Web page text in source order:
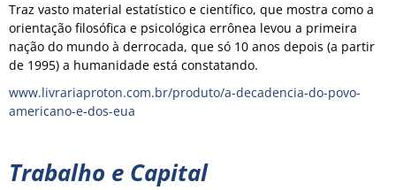
Traz vasto material estatístico e científico, que mostra como a
orientação filosófica e psicológica errônea levou a primeira
nação do mundo à derrocada, que só 10 anos depois (a partir
de 1995) a humanidade está constatando.
www.livrariaproton.com.br/produto/a-decadencia-do-povo-
americano-e-dos-eua
Trabalho e Capital